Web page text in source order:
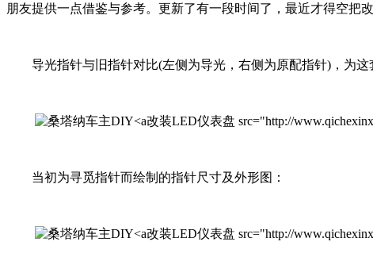
朋友提供一点借鉴与参考。更新了有一段时间了，最近才得空把
导光指针与旧指针对比(左侧为导光，右侧为原配指针)，为这
改装LED仪表盘 src="http://
当初为寻觅指针而绘制的指针尺寸及外形图：
改装LED仪表盘 src="http://